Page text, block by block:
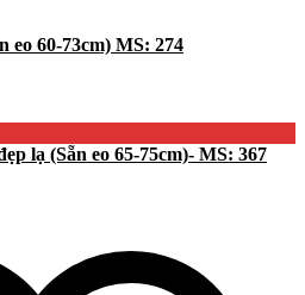
eo 60-73cm) MS: 274